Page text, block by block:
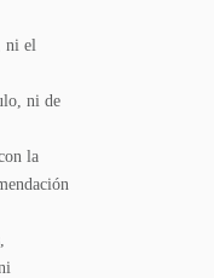
ni el
ni de
la